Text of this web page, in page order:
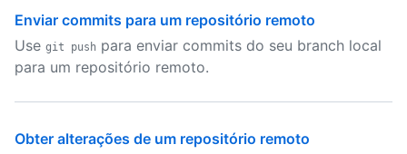
Enviar commits para um repositório remoto
Use git push para enviar commits do seu branch local
para um repositório remoto.
Obter alterações de um repositório remoto